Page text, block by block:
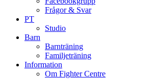
Frågor & Svar
PT
Studio
Barn
Barnträning
Familjeträning
Information
Om Fighter Centre